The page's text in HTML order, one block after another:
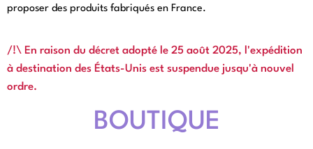
Cliquez ici
proposer des produits fabriqués en France.
/!\ En raison du décret adopté le 25 août 2025, l'expédition
à destination des États-Unis est suspendue jusqu'à nouvel
ordre.
BOUTIQUE